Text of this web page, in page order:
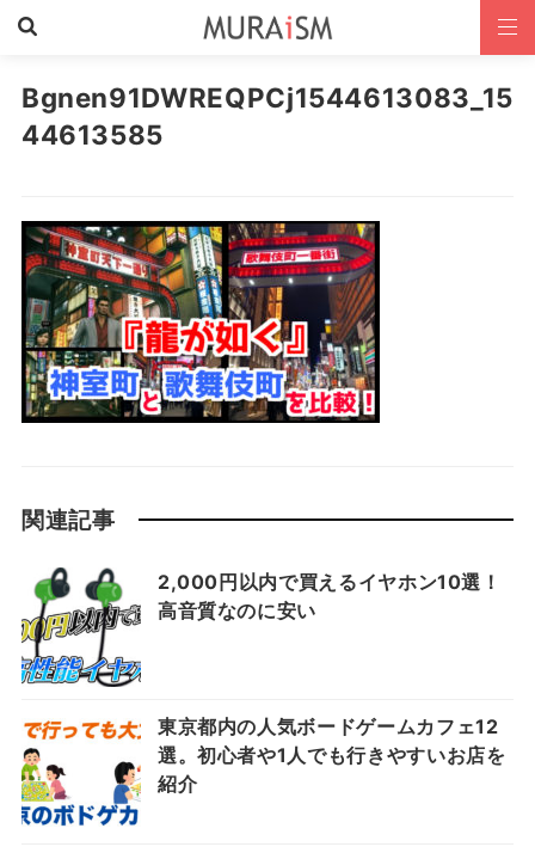
Bgnen91DWREQPCj1544613083_15
44613585
関連記事
2,000円以内で買えるイヤホン10選！
高音質なのに安い
東京都内の人気ボードゲームカフェ12
選。初心者や1人でも行きやすいお店を
紹介